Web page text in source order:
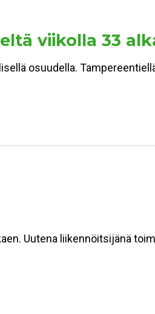
viikolla 33
osuudella.
Uutena liikennöitsijänä